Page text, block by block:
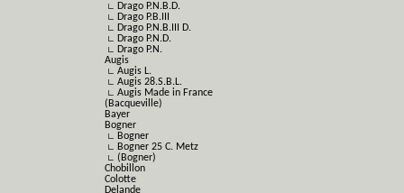
∟ Drago P.N.B.D.
∟ Drago P.B.III
∟ Drago P.N.B.III D.
∟ Drago P.N.D.
∟ Drago P.N.
Augis
∟ Augis L.
∟ Augis 28.S.B.L.
∟ Augis Made in France
(Bacqueville)
Bayer
Bogner
∟ Bogner
∟ Bogner 25 C. Metz
∟ (Bogner)
Chobillon
Colotte
Delande